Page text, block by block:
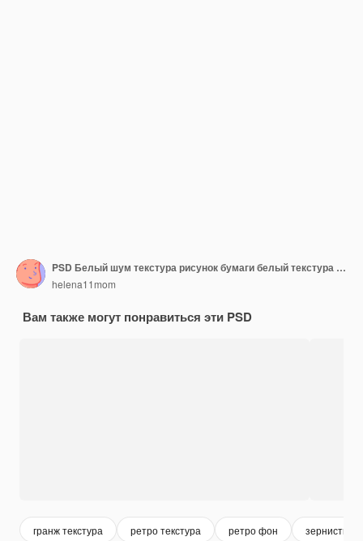
PSD Белый шум текстура рисунок бумаги белый текстура фона
helena11mom
Вам также могут понравиться эти PSD
гранж текстура ретро текстура ретро фон зернистый